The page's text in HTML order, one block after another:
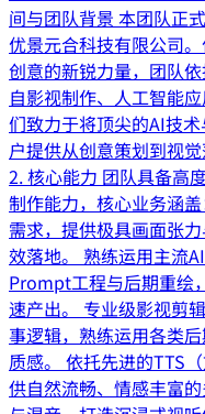
间与团队背景 本团队正
优景元合科技有限公司
创意的新锐力量，团队
自影视制作、人工智能
们致力于将顶尖的AI技
户提供从创意策划到视
2. 核心能力 团队具备高
制作能力，核心业务涵
需求，提供极具画面张
效落地。 熟练运用主流
Prompt工程与后期重绘
速产出。 专业级影视剪
事逻辑，熟练运用各类
质感。 依托先进的TTS
供自然流畅、情感丰富